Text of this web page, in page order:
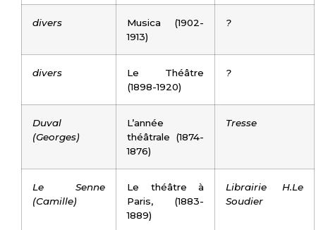
divers
Musica (1902-
1913)
?
divers
Le Théâtre
(1898-1920)
?
Duval
(Georges)
L’année
théâtrale (1874-
1876)
Tresse
Le Senne
(Camille)
Le théâtre à
Paris, (1883-
1889)
Librairie H.Le
Soudier